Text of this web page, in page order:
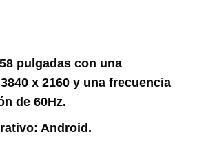
pulgadas con una
x 2160 y una frecuencia
de 60Hz.
Android.